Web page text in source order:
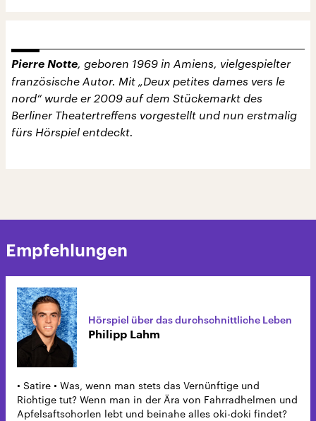
Pierre Notte, geboren 1969 in Amiens, vielgespielter
französische Autor. Mit „Deux petites dames vers le
nord“ wurde er 2009 auf dem Stückemarkt des
Berliner Theatertreffens vorgestellt und nun erstmalig
fürs Hörspiel entdeckt.
Empfehlungen
Hörspiel über das durchschnittliche Leben
Philipp Lahm
• Satire • Was, wenn man stets das Vernünftige und
Richtige tut? Wenn man in der Ära von Fahrradhelmen und
Apfelsaftschorlen lebt und beinahe alles oki-doki findet?